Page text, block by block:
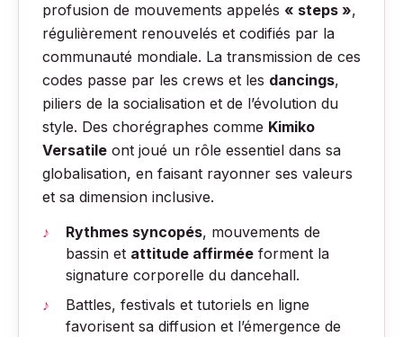
profusion de mouvements appelés « steps »,
régulièrement renouvelés et codifiés par la
communauté mondiale. La transmission de ces
codes passe par les crews et les dancings,
piliers de la socialisation et de l’évolution du
style. Des chorégraphes comme Kimiko
Versatile ont joué un rôle essentiel dans sa
globalisation, en faisant rayonner ses valeurs
et sa dimension inclusive.
Rythmes syncopés, mouvements de
bassin et attitude affirmée forment la
signature corporelle du dancehall.
Battles, festivals et tutoriels en ligne
favorisent sa diffusion et l’émergence de